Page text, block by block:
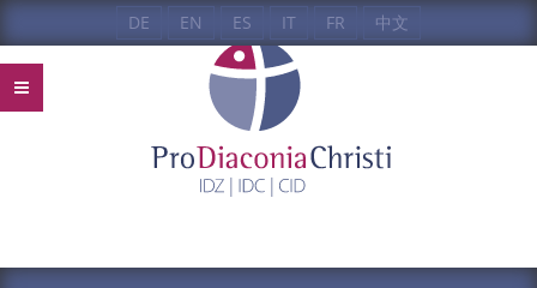
DE EN ES IT FR 中文